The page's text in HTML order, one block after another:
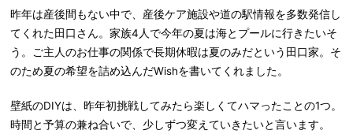
昨年は産後間もない中で、産後ケア施設や道の駅情報を多数発信し
てくれた田口さん。家族4人で今年の夏は海とプールに行きたいそ
う。ご主人のお仕事の関係で長期休暇は夏のみだという田口家。そ
のため夏の希望を詰め込んだWishを書いてくれました。
壁紙のDIYは、昨年初挑戦してみたら楽しくてハマったことの1つ。
時間と予算の兼ね合いで、少しずつ変えていきたいと言います。